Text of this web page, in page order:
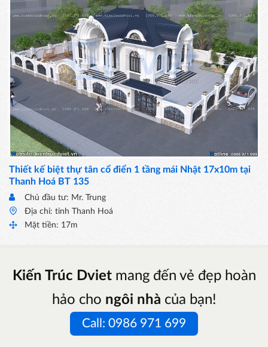
Thiết kế biệt thự tân cổ điển 1 tầng mái Nhật 17x10m tại
Thanh Hoá BT 135
Chủ đầu tư: Mr. Trung
Địa chỉ: tỉnh Thanh Hoá
Mặt tiền: 17m
Kiến Trúc Dvietmang đến vẻ đẹp hoàn
hảo cho ngôi nhà của bạn!
Call: 0986 971 699